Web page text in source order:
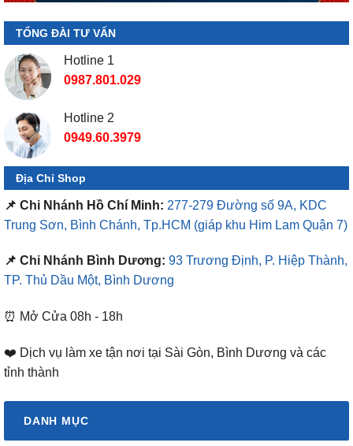
TỔNG ĐÀI TƯ VẤN
Hotline 1
0987.801.029
Hotline 2
0949.60.3979
Địa Chỉ Shop
📌 Chi Nhánh Hồ Chí Minh: 277-279 Đường số 9A, KDC
Trung Sơn, Bình Chánh, Tp.HCM (giáp khu Him Lam Quận 7)
📌 Chi Nhánh Bình Dương: 93 Trương Định, P. Hiệp Thành,
TP. Thủ Dầu Một, Bình Dương
⏰ Mở Cửa 08h - 18h
❤️ Dịch vụ làm xe tận nơi tại Sài Gòn, Bình Dương và các
tỉnh thành
DANH MỤC